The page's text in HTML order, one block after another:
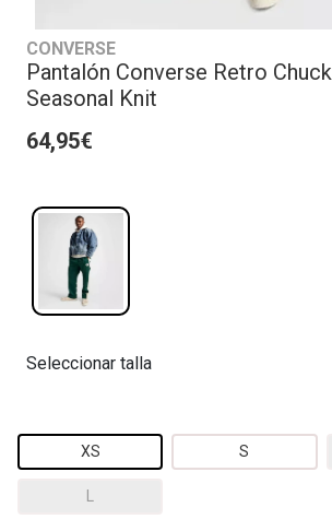
CONVERSE
Pantalón Converse Retro Chuck
Seasonal Knit
64,95€
Seleccionar talla
XS S